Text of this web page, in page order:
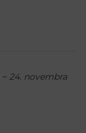
– 24. novembra